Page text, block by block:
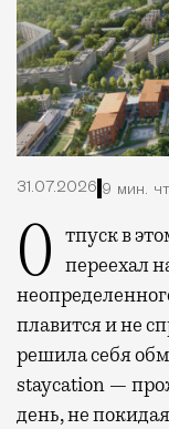
31.07.2026 9 мин.
Отпуск в этом году у меня кочует: сначала переехал
плавится и не
решила себя
staycation —
день, не